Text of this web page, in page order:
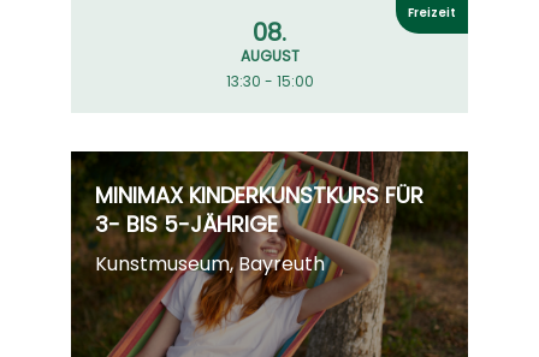
Freizeit
08.
AUGUST
13:30 - 15:00
MINIMAX KINDERKUNSTKURS FÜR
3- BIS 5-JÄHRIGE
Kunstmuseum, Bayreuth